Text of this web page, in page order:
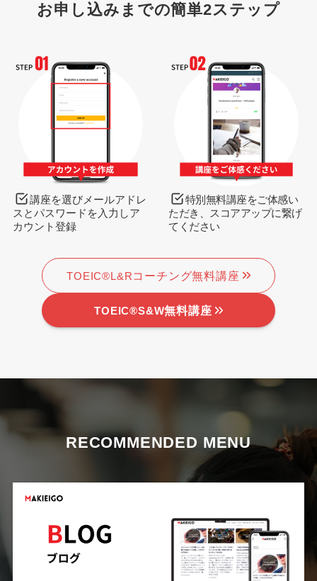
お申し込みまでの簡単2ステップ
講座を選びメールアドレ
スとパスワードを入力しア
カウント登録
特別無料講座をご体感い
ただき、スコアアップに繋げ
てください
TOEIC®L&Rコーチング無料講座
TOEIC®S&W無料講座
RECOMMENDED MENU